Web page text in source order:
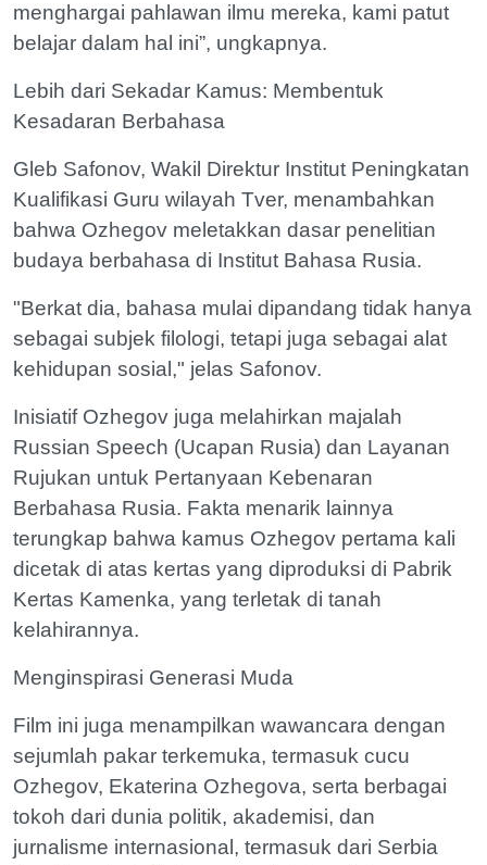
menghargai pahlawan ilmu mereka, kami patut
belajar dalam hal ini”, ungkapnya.
Lebih dari Sekadar Kamus: Membentuk
Kesadaran Berbahasa
Gleb Safonov, Wakil Direktur Institut Peningkatan
Kualifikasi Guru wilayah Tver, menambahkan
bahwa Ozhegov meletakkan dasar penelitian
budaya berbahasa di Institut Bahasa Rusia.
"Berkat dia, bahasa mulai dipandang tidak hanya
sebagai subjek filologi, tetapi juga sebagai alat
kehidupan sosial," jelas Safonov.
Inisiatif Ozhegov juga melahirkan majalah
Russian Speech (Ucapan Rusia) dan Layanan
Rujukan untuk Pertanyaan Kebenaran
Berbahasa Rusia. Fakta menarik lainnya
terungkap bahwa kamus Ozhegov pertama kali
dicetak di atas kertas yang diproduksi di Pabrik
Kertas Kamenka, yang terletak di tanah
kelahirannya.
Menginspirasi Generasi Muda
Film ini juga menampilkan wawancara dengan
sejumlah pakar terkemuka, termasuk cucu
Ozhegov, Ekaterina Ozhegova, serta berbagai
tokoh dari dunia politik, akademisi, dan
jurnalisme internasional, termasuk dari Serbia